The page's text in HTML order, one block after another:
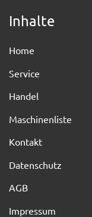
Inhalte
Home
Service
Handel
Maschinenliste
Kontakt
Datenschutz
AGB
Impressum